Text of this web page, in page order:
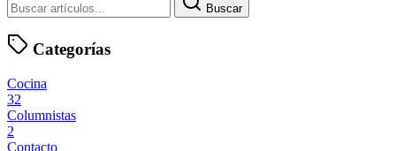
Buscar
Categorías
Cocina
32
Columnistas
2
Contacto